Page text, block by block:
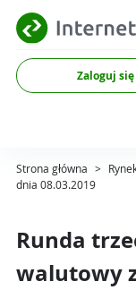
Zaloguj się
Strona główna >
dnia 08.03.2019
Runda
walutowy